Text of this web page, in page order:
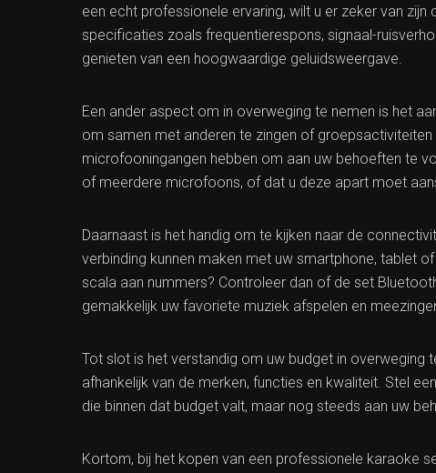
een echt professionele ervaring, wilt u er zeker van
specificaties zoals frequentierespons, signaal-
genieten van een hoogwaardige geluidsweergave.
Een ander aspect om in overweging te nemen is het
om samen met anderen te zingen of
microfooningangen hebben om aan uw behoeften te
of meerdere microfoons, of dat u deze apart moet
Daarnaast is het handig om te kijken naar de
verbinding kunnen maken met uw smartphone, tablet
scala aan nummers? Controleer dan of de set
gemakkelijk uw favoriete muziek afspelen en
Tot slot is het verstandig om uw budget in overweging
afhankelijk van de merken, functies en kwaliteit. Stel
die binnen dat budget valt, maar nog steeds aan uw
Kortom, bij het kopen van een professionele karaoke